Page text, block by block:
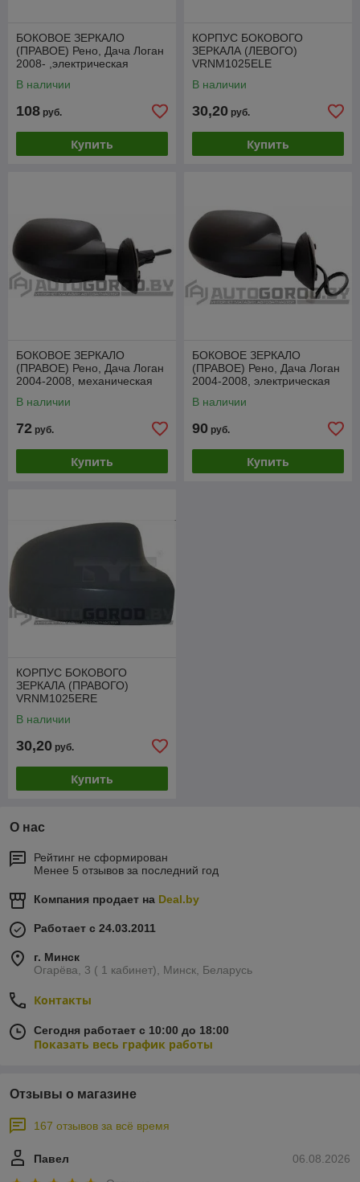
БОКОВОЕ ЗЕРКАЛО
(ПРАВОЕ) Рено, Дача Логан
2008- ,электрическая
VRNM1023CRE
В наличии
108 руб.
Купить
КОРПУС БОКОВОГО
ЗЕРКАЛА (ЛЕВОГО)
VRNM1025ELE
В наличии
30,20 руб.
Купить
БОКОВОЕ ЗЕРКАЛО
(ПРАВОЕ) Рено, Дача Логан
2004-2008, механическая
В наличии
72 руб.
Купить
БОКОВОЕ ЗЕРКАЛО
(ПРАВОЕ) Рено, Дача Логан
2004-2008, электрическая
В наличии
90 руб.
Купить
КОРПУС БОКОВОГО
ЗЕРКАЛА (ПРАВОГО)
VRNM1025ERE
В наличии
30,20 руб.
Купить
О нас
Рейтинг не сформирован
Менее 5 отзывов за последний год
Компания продает на Deal.by
Работает с 24.03.2011
г. Минск
Огарёва, 3 ( 1 кабинет), Минск, Беларусь
Контакты
Сегодня работает с 10:00 до 18:00
Показать весь график работы
Отзывы о магазине
167 отзывов за всё время
06.08.2026
Павел